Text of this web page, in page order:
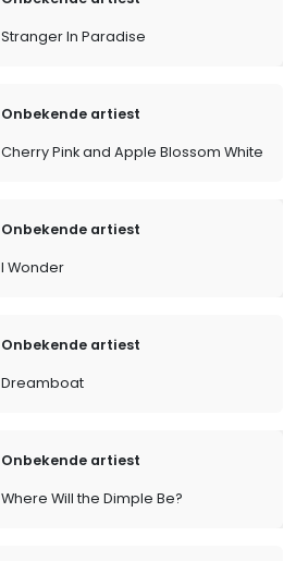
Stranger In Paradise
Onbekende artiest
Cherry Pink and Apple Blossom White
Onbekende artiest
I Wonder
Onbekende artiest
Dreamboat
Onbekende artiest
Where Will the Dimple Be?